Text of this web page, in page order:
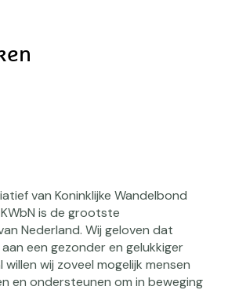
van Koninklijke Wandelbond
is de grootste
Nederland. Wij geloven dat
een gezonder en gelukkiger
willen wij zoveel mogelijk mensen
en ondersteunen om in beweging